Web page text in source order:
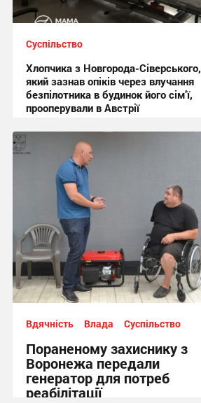
Суспільство
Хлопчика з Новгорода-Сіверського,
який зазнав опіків через влучання
безпілотника в будинок його сім’ї,
прооперували в Австрії
15:44 вчора
Вдячність Влада Суспільство
Пораненому захиснику з
Воронежа передали
генератор для потреб
реабілітації